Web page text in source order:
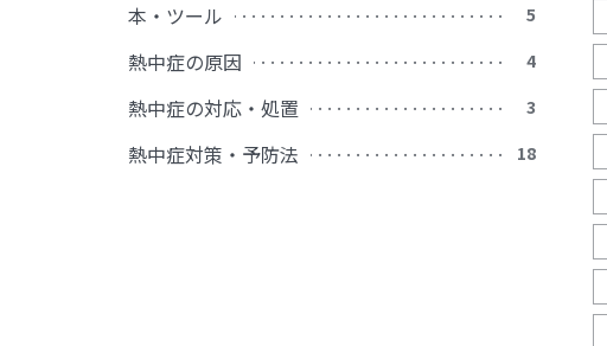
本・ツール 5
熱中症の原因 4
熱中症の対応・処置 3
熱中症対策・予防法 18